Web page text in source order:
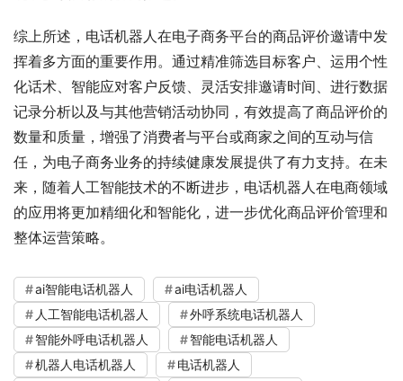
综上所述，电话机器人在电子商务平台的商品评价邀请中发
挥着多方面的重要作用。通过精准筛选目标客户、运用个性
化话术、智能应对客户反馈、灵活安排邀请时间、进行数据
记录分析以及与其他营销活动协同，有效提高了商品评价的
数量和质量，增强了消费者与平台或商家之间的互动与信
任，为电子商务业务的持续健康发展提供了有力支持。在未
来，随着人工智能技术的不断进步，电话机器人在电商领域
的应用将更加精细化和智能化，进一步优化商品评价管理和
整体运营策略。
ai智能电话机器人
ai电话机器人
人工智能电话机器人
外呼系统电话机器人
智能外呼电话机器人
智能电话机器人
机器人电话机器人
电话机器人